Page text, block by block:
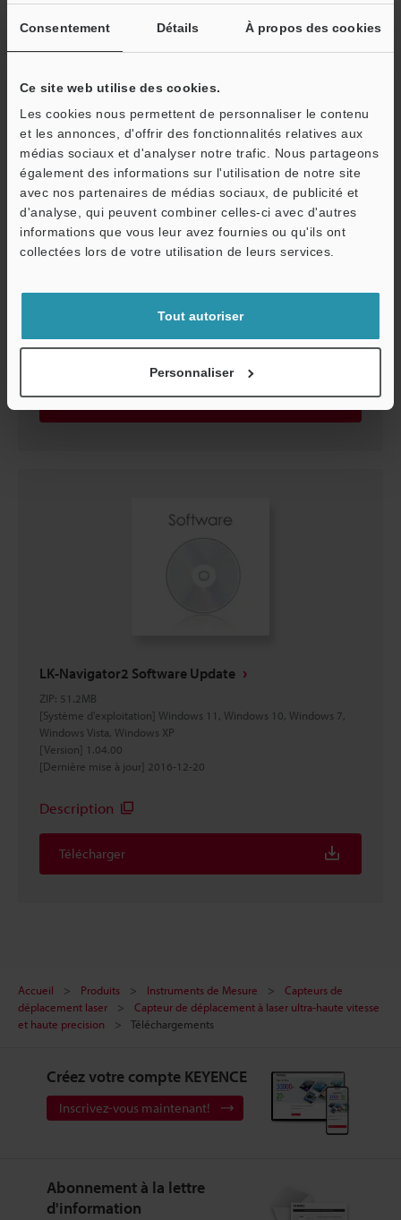
Consentement Détails À propos des cookies
Ce site web utilise des cookies.
Les cookies nous permettent de personnaliser le contenu
et les annonces, d'offrir des fonctionnalités relatives aux
médias sociaux et d'analyser notre trafic. Nous partageons
également des informations sur l'utilisation de notre site
avec nos partenaires de médias sociaux, de publicité et
d'analyse, qui peuvent combiner celles-ci avec d'autres
informations que vous leur avez fournies ou qu'ils ont
collectées lors de votre utilisation de leurs services.
Tout autoriser
Personnaliser
[LK-G5000 Series] Communication Unit
Configuration File for KV STUDIO(ez1 file)
[Version] 1.01
Télécharger
LK-Navigator2 Software Update
ZIP: 51.2MB
[Système d'exploitation] Windows 11, Windows 10, Windows 7,
Windows Vista, Windows XP
[Version] 1.04.00
[Dernière mise à jour] 2016-12-20
Description
Télécharger
Accueil Produits Instruments de Mesure
Capteurs de
déplacement laser
Capteur de déplacement à laser ultra-haute vitesse
et haute precision
Téléchargements
Créez votre compte KEYENCE
Inscrivez-vous maintenant!
Abonnement à la lettre
d'information